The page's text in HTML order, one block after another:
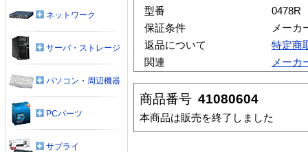
型番
0478R
保証条件
メーカ
返品について
特定商
関連
メーカ
商品番号 41080604
本商品は販売を終了しました
ネットワーク
サーバ・ストレージ
パソコン・周辺機器
PCパーツ
サプライ